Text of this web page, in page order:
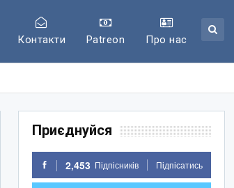
Контакти Patreon Про нас
Приєднуйся
2,453 Підпісників Підпісатись